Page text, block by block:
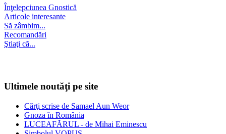
Înţelepciunea Gnostică
Articole interesante
Să zâmbim...
Recomandări
Ştiaţi că...
Ultimele noutăţi pe site
Cărţi scrise de Samael Aun Weor
Gnoza în România
LUCEAFĂRUL - de Mihai Eminescu